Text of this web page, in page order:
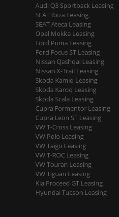
Audi Q3 Sportback Leasing
SEAT Ibiza Leasing
SEAT Ateca Leasing
Opel Mokka Leasing
Ford Puma Leasing
Ford Focus ST Leasing
Nissan Qashqai Leasing
Nissan X-Trail Leasing
Skoda Kamiq Leasing
Skoda Karoq Leasing
Skoda Scala Leasing
Cupra Formentor Leasing
Cupra Leon ST Leasing
VW T-Cross Leasing
VW Polo Leasing
VW Taigo Leasing
VW T-ROC Leasing
VW Touran Leasing
VW Tiguan Leasing
Kia Proceed GT Leasing
Hyundai Tucson Leasing